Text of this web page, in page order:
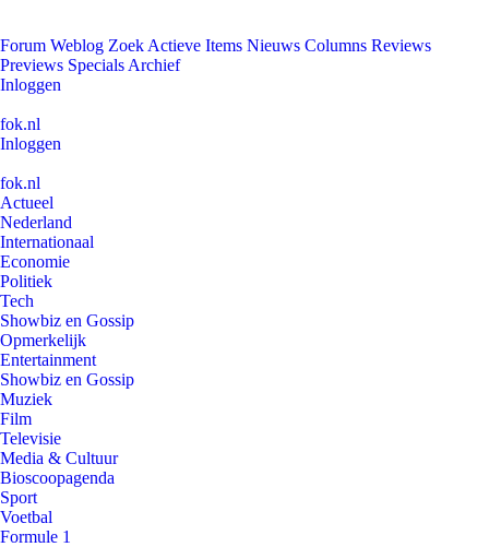
Forum Weblog Zoek Actieve Items Nieuws Columns Reviews
Previews Specials Archief
Inloggen
fok.nl
Inloggen
fok.nl
Actueel
Nederland
Internationaal
Economie
Politiek
Tech
Showbiz en Gossip
Opmerkelijk
Entertainment
Showbiz en Gossip
Muziek
Film
Televisie
Media & Cultuur
Bioscoopagenda
Sport
Voetbal
Formule 1